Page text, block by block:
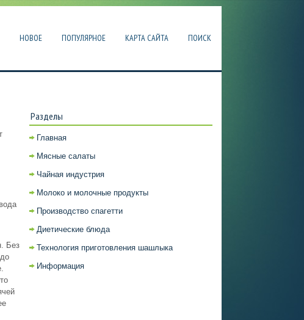
НОВОЕ ПОПУЛЯРНОЕ КАРТА САЙТА ПОИСК
Без
Разделы
Главная
Мясные салаты
Чайная индустрия
Молоко и молочные продукты
Производство спагетти
Диетические блюда
Технология приготовления шашлыка
Информация